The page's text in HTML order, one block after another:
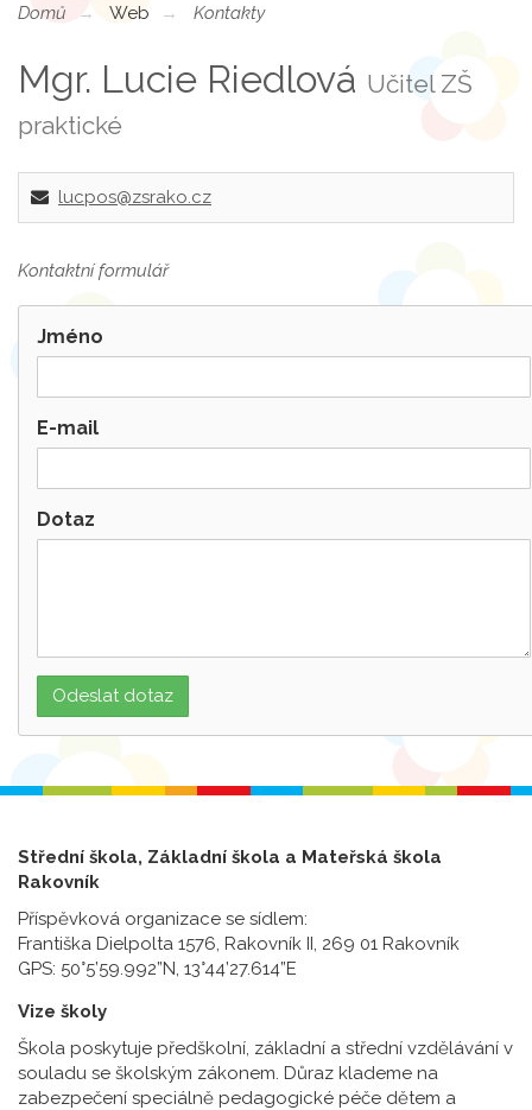
Domů Web Kontakty
Mgr. Lucie Riedlová Učitel ZŠ
praktické
lucpos@zsrako.cz
Kontaktní formulář
Jméno
E-mail
Dotaz
Střední škola, Základní škola a Mateřská škola
Rakovník
Příspěvková organizace se sídlem:
Františka Dielpolta 1576, Rakovník II, 269 01 Rakovník
GPS: 50°5’59.992”N, 13°44’27.614”E
Vize školy
Škola poskytuje předškolní, základní a střední vzdělávání v
souladu se školským zákonem. Důraz klademe na
zabezpečení speciálně pedagogické péče dětem a